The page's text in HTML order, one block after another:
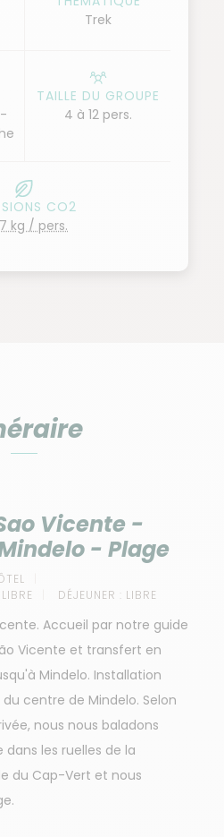
à Sao Vicente et
Trek
TAILLE DU GROUPE
4 à 12 pers.
CO2
kg / pers.
Vicente -
- Plage
LIBRE DÉJEUNER : LIBRE
Accueil par notre guide
Vicente et transfert en
Mindelo. Installation
centre de Mindelo. Selon
nous nous baladons
les ruelles de la
du Cap-Vert et nous